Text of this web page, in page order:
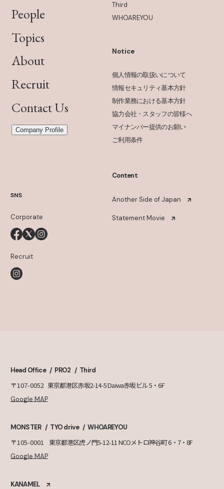
People
Topics
About
Recruit
Contact Us
Company Profile
Third
WHOAREYOU
SNS
Corporate
Recruit
Notice
個人情報の取扱いについて
情報セキュリティ基本方針
制作業務における基本方針
協力会社・スタッフの皆様へ
マイナンバー提供のお願い
ご利用条件
Content
Another Side of Japan
Statement Movie
Head Office PRO2 Third
〒107-0052 東京都港区赤坂2-14-5 Daiwa赤坂ビル 5・6F
Google MAP
MONSTER TYO drive WHOAREYOU
〒105-0001 東京都港区虎ノ門5-12-11 NCOメトロ神谷町 6・7・8F
Google MAP
KANAMEL